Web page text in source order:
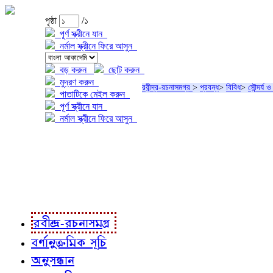
পৃষ্ঠা
/১
পূর্ণ স্ক্রীনে যান
নর্মাল স্ক্রীনে ফিরে আসুন
বড় করুন
ছোট করুন
মুদ্রণ করুন
পাতাটিকে মেইল করুন
পূর্ণ স্ক্রীনে যান
নর্মাল স্ক্রীনে ফিরে আসুন
রবীন্দ্র-রচনাসমগ্র > প্রবন্ধ> বিবিধ> সৌন্দর্য
রবীন্দ্র-রচনাসমগ্র
বর্ণানুক্রমিক সূচি
অনুসন্ধান